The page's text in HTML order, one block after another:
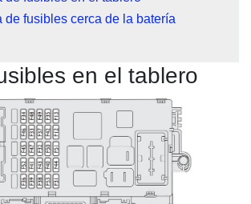
de fusibles cerca de la batería
en el tablero